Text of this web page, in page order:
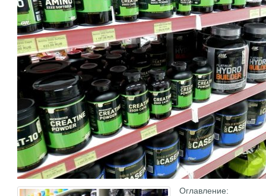
Оглавление: